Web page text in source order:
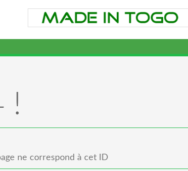
!
ne correspond à cet ID